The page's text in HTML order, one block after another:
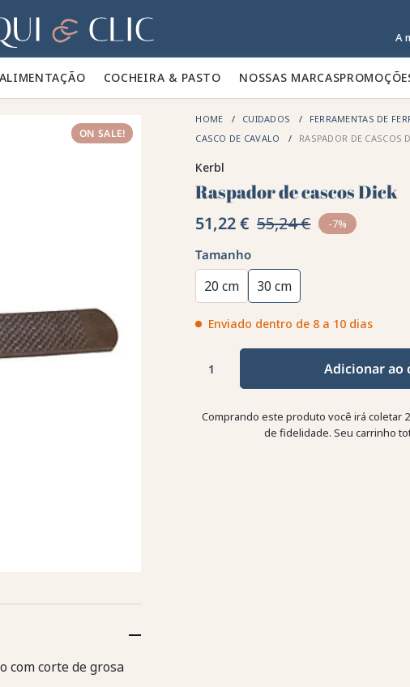
Lar A
ALIMENTAÇÃO 🥕 COCHEIRA & PASTO 🍃 NOSSAS MARCAS
ON SALE!
HOME CUIDADOS FERRAMENTAS DE
CASCO DE CAVALO
RASPADOR DE CASCOS
Kerbl
Raspador de cascos Dick
51,22 € 55,24 € -7%
Tamanho
20 cm 30 cm
Enviado dentro de 8 a 10 dias
Adicionar ao
Comprando este produto você irá coletar
de fidelidade. Seu carrinho
com corte de grosa